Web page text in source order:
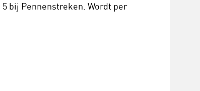
bij Pennenstreken. Wordt per